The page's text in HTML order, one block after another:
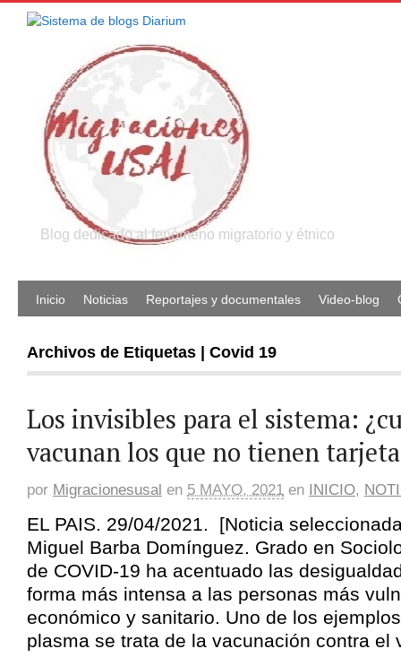
Blog dedicado al fenómeno migratorio y étnico
Inicio Noticias Reportajes y documentales Video-blog
Archivos de Etiquetas | Covid 19
Los invisibles para el sistema:
vacunan los que no tienen
por Migracionesusal en 5 MAYO, 2021 en INICIO,
EL PAIS. 29/04/2021. [Noticia
Miguel Barba Domínguez. Grado en
de COVID-19 ha acentuado las
forma más intensa a las personas más
económico y sanitario. Uno de los
plasma se trata de la vacunación contra